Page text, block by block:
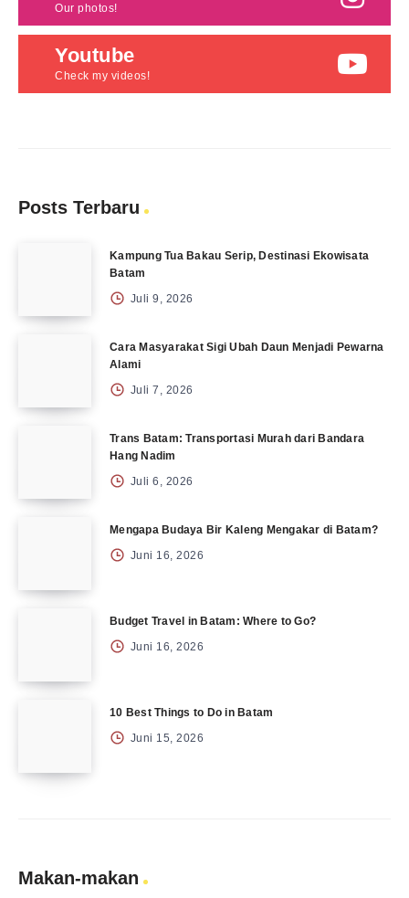
Our photos!
Youtube
Check my videos!
Posts Terbaru
Kampung Tua Bakau Serip, Destinasi Ekowisata
Batam
Juli 9, 2026
Cara Masyarakat Sigi Ubah Daun Menjadi Pewarna
Alami
Juli 7, 2026
Trans Batam: Transportasi Murah dari Bandara
Hang Nadim
Juli 6, 2026
Mengapa Budaya Bir Kaleng Mengakar di Batam?
Juni 16, 2026
Budget Travel in Batam: Where to Go?
Juni 16, 2026
10 Best Things to Do in Batam
Juni 15, 2026
Makan-makan